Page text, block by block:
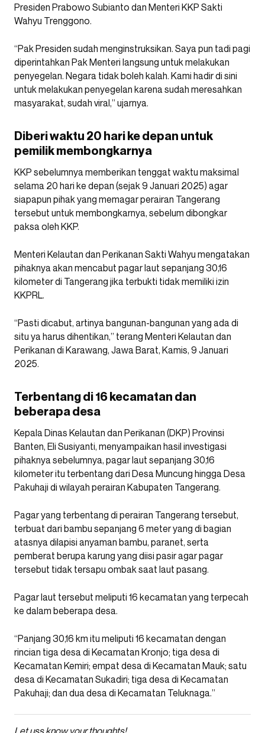
Presiden Prabowo Subianto dan Menteri KKP Sakti
Wahyu Trenggono.
“Pak Presiden sudah menginstruksikan. Saya pun tadi pagi
diperintahkan Pak Menteri langsung untuk melakukan
penyegelan. Negara tidak boleh kalah. Kami hadir di sini
untuk melakukan penyegelan karena sudah meresahkan
masyarakat, sudah viral,” ujarnya.
Diberi waktu 20 hari ke depan untuk
pemilik membongkarnya
KKP sebelumnya memberikan tenggat waktu maksimal
selama 20 hari ke depan (sejak 9 Januari 2025) agar
siapapun pihak yang memagar perairan Tangerang
tersebut untuk membongkarnya, sebelum dibongkar
paksa oleh KKP.
Menteri Kelautan dan Perikanan Sakti Wahyu mengatakan
pihaknya akan mencabut pagar laut sepanjang 30,16
kilometer di Tangerang jika terbukti tidak memiliki izin
KKPRL.
“Pasti dicabut, artinya bangunan-bangunan yang ada di
situ ya harus dihentikan,” terang Menteri Kelautan dan
Perikanan di Karawang, Jawa Barat, Kamis, 9 Januari
2025.
Terbentang di 16 kecamatan dan
beberapa desa
Kepala Dinas Kelautan dan Perikanan (DKP) Provinsi
Banten, Eli Susiyanti, menyampaikan hasil investigasi
pihaknya sebelumnya, pagar laut sepanjang 30,16
kilometer itu terbentang dari Desa Muncung hingga Desa
Pakuhaji di wilayah perairan Kabupaten Tangerang.
Pagar yang terbentang di perairan Tangerang tersebut,
terbuat dari bambu sepanjang 6 meter yang di bagian
atasnya dilapisi anyaman bambu, paranet, serta
pemberat berupa karung yang diisi pasir agar pagar
tersebut tidak tersapu ombak saat laut pasang.
Pagar laut tersebut meliputi 16 kecamatan yang terpecah
ke dalam beberapa desa.
“Panjang 30,16 km itu meliputi 16 kecamatan dengan
rincian tiga desa di Kecamatan Kronjo; tiga desa di
Kecamatan Kemiri; empat desa di Kecamatan Mauk; satu
desa di Kecamatan Sukadiri; tiga desa di Kecamatan
Pakuhaji; dan dua desa di Kecamatan Teluknaga.”
Letussknow your thoughts!